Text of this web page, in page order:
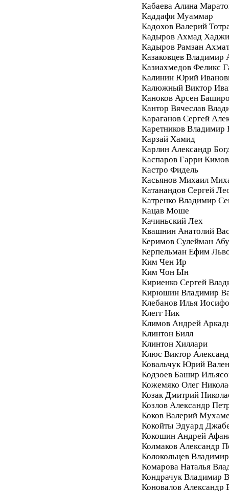
Кабаева Алина
Каддафи Муаммар
Кадохов Валерий
Кадыров Ахмад Хаджи
Кадыров Рамзан
Казаковцев Владимир
Казиахмедов Феликс
Калинин Юрий
Калюжный Виктор
Каноков Арсен
Кантор Вячеслав
Караганов Сергей
Каретников Владимир
Карзай Хамид
Карлин Александр
Каспаров Гарри
Кастро Фидель
Касьянов Михаил
Катанандов Сергей
Катренко Владимир
Кацав Моше
Качиньский Лех
Квашнин Анатолий
Керимов Сулейман
Керпельман Ефим
Ким Чен Ир
Ким Чон Ын
Кириенко Сергей
Кирюшин Владимир
Клебанов Илья
Клегг Ник
Климов Андрей
Клинтон Билл
Клинтон Хиллари
Клюс Виктор
Ковальчук Юрий
Кодзоев Башир
Кожемяко Олег
Козак Дмитрий
Козлов Александр
Коков Валерий
Кокойты Эдуард
Кокошин Андрей
Колмаков Александр
Колокольцев
Комарова Наталья
Кондрачук Владимир
Коновалов Александр